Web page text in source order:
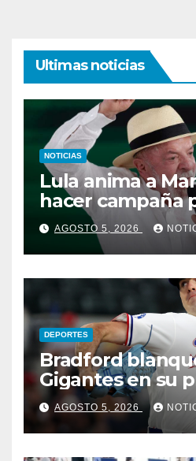
Ultimas noticias
NOTICIAS
Lula anima a
hacer campaña
Bolsonaro:
derrotarlos a
AGOSTO 5, 2026
DEPORTES
Bradford
Gigantes en su
en MLB
AGOSTO 5, 2026